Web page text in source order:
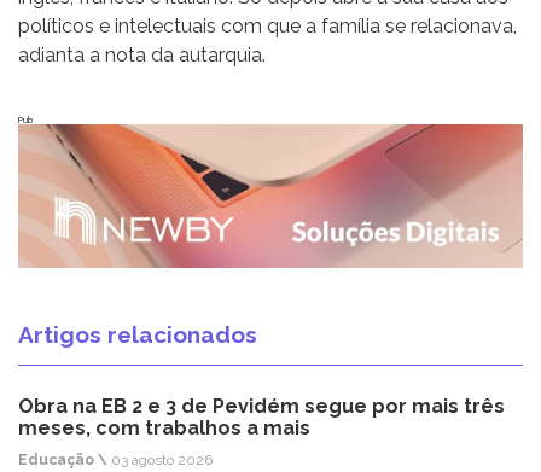
políticos e intelectuais com que a família se relacionava,
adianta a nota da autarquia.
Pub
Artigos relacionados
Obra na EB 2 e 3 de Pevidém segue por mais três
meses, com trabalhos a mais
Educação \ 03 agosto 2026